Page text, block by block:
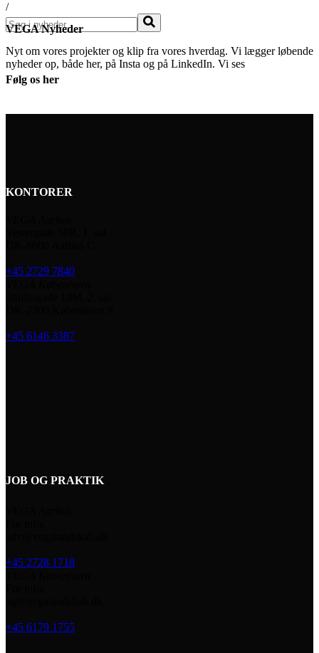
/
Søg
VEGA Nyheder
Nyt om vores projekter og klip fra vores hverdag. Vi lægger løbende
nyheder op, både her, på Insta og på LinkedIn. Vi ses
Følg os her
KONTORER
+45 2729 7840
+45 6146 3387
JOB OG PRAKTIK
+45 2728 1718
+45 6179 1755